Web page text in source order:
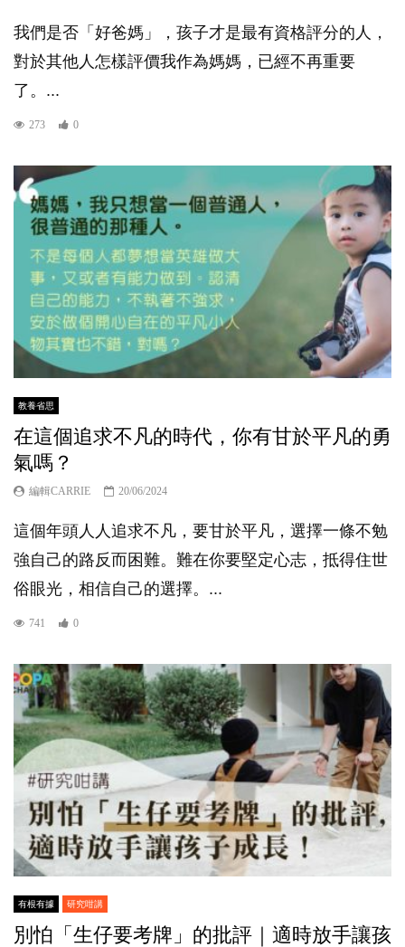
我們是否「好爸媽」，孩子才是最有資格評分的人，
對於其他人怎樣評價我作為媽媽，已經不再重要
了。...
273 0
教養省思
在這個追求不凡的時代，你有甘於平凡的勇
氣嗎？
編輯CARRIE 20/06/2024
這個年頭人人追求不凡，要甘於平凡，選擇一條不勉
強自己的路反而困難。難在你要堅定心志，抵得住世
俗眼光，相信自己的選擇。...
741 0
有根有據 研究咁講
別怕「生仔要考牌」的批評｜適時放手讓孩